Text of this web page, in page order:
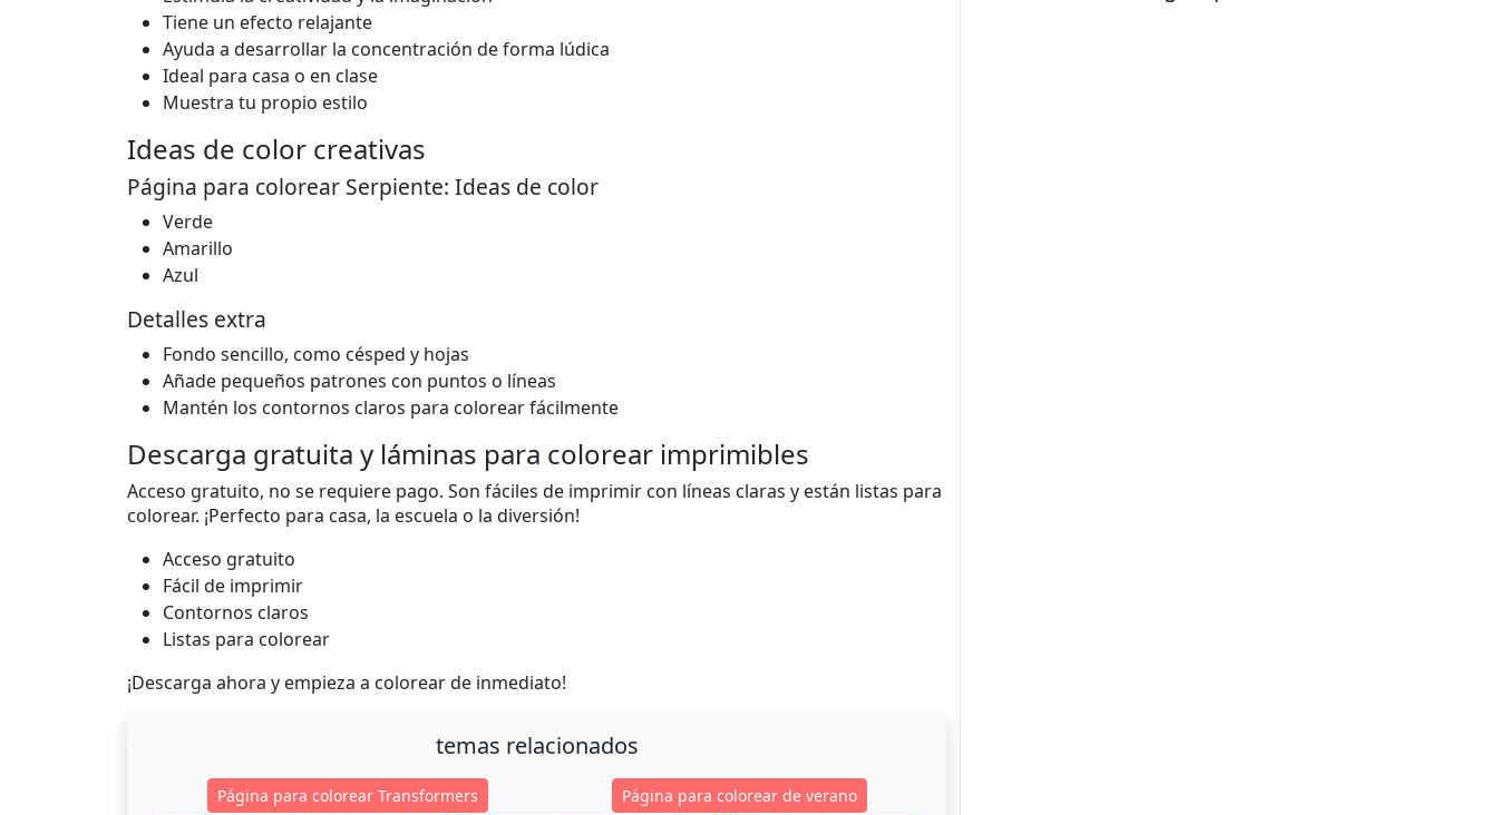
Tiene un efecto relajante
Ayuda a desarrollar la concentración de forma lúdica
Ideal para casa o en clase
Muestra tu propio estilo
Ideas de color creativas
Página para colorear Serpiente: Ideas de color
Verde
Amarillo
Azul
Detalles extra
Fondo sencillo, como césped y hojas
Añade pequeños patrones con puntos o líneas
Mantén los contornos claros para colorear fácilmente
Descarga gratuita y láminas para colorear imprimibles
Acceso gratuito, no se requiere pago. Son fáciles de imprimir con líneas claras y están listas para
colorear. ¡Perfecto para casa, la escuela o la diversión!
Acceso gratuito
Fácil de imprimir
Contornos claros
Listas para colorear
¡Descarga ahora y empieza a colorear de inmediato!
temas relacionados
Página para colorear Transformers
Página para colorear de verano